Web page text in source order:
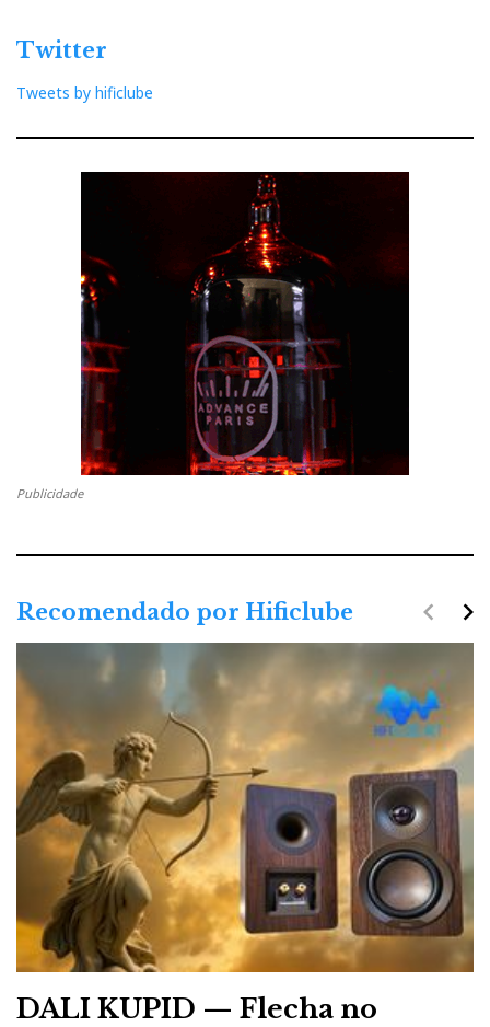
Twitter
Tweets by hificlube
Publicidade
Recomendado por Hificlube
DALI KUPID — Flecha no
navigate_next
navigate_before